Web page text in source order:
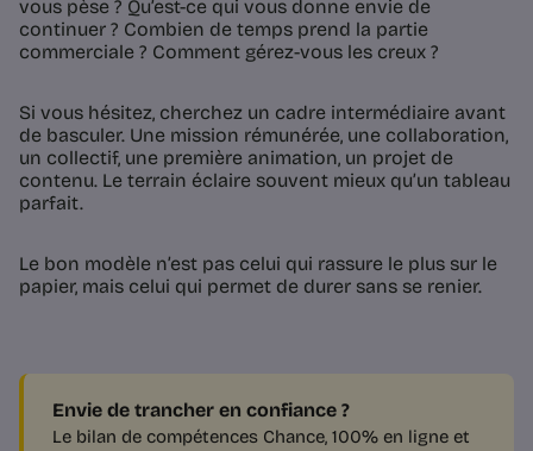
vous pèse ? Qu’est-ce qui vous donne envie de
continuer ? Combien de temps prend la partie
commerciale ? Comment gérez-vous les creux ?
Si vous hésitez, cherchez un cadre intermédiaire avant
de basculer. Une mission rémunérée, une collaboration,
un collectif, une première animation, un projet de
contenu. Le terrain éclaire souvent mieux qu’un tableau
parfait.
Le bon modèle n’est pas celui qui rassure le plus sur le
papier, mais celui qui permet de durer sans se renier.
Envie de trancher en confiance ?
Le bilan de compétences Chance, 100% en ligne et